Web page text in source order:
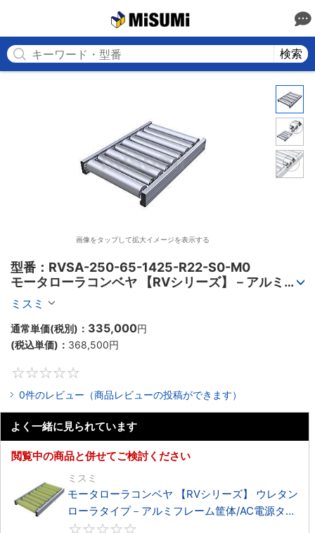
検索
画像をタップして拡大イメージを表示する
型番：RVSA-250-65-1425-R22-S0-M0
モータローラコンベヤ 【RVシリーズ】－アルミフ
レーム筐体/AC電源タイプ－
ミスミ
通常単価(税別)： 335,000円
(税込単価)： 368,500円
0件のレビュー（商品レビューの投稿ができます）
よく一緒に見られています
閲覧中の商品と併せてご検討ください
ミスミ
モータローラコンベヤ 【RVシリーズ】 ウレタン
ローラタイプ－アルミフレーム筐体/AC電源タイ
プ－